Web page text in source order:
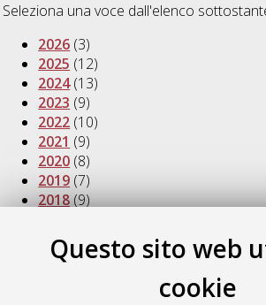
Questo sito web
cookie
Seleziona una voce dall'elenco
2026 (3)
2025 (12)
2024(13)
2023 (9)
2022 (10)
2021 (9)
2020 (8)
2019 (7)
2018(9)
2015
2014(13)